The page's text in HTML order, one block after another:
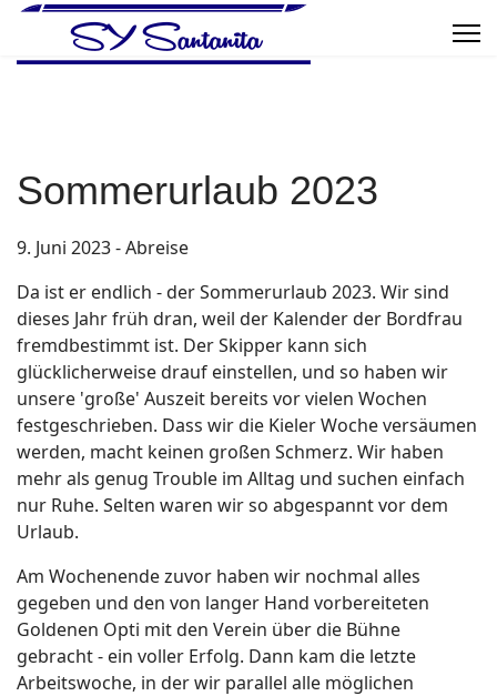
Sommerurlaub 2023
9. Juni 2023 - Abreise
Da ist er endlich - der Sommerurlaub 2023. Wir sind
dieses Jahr früh dran, weil der Kalender der Bordfrau
fremdbestimmt ist. Der Skipper kann sich
glücklicherweise drauf einstellen, und so haben wir
unsere 'große' Auszeit bereits vor vielen Wochen
festgeschrieben. Dass wir die Kieler Woche versäumen
werden, macht keinen großen Schmerz. Wir haben
mehr als genug Trouble im Alltag und suchen einfach
nur Ruhe. Selten waren wir so abgespannt vor dem
Urlaub.
Am Wochenende zuvor haben wir nochmal alles
gegeben und den von langer Hand vorbereiteten
Goldenen Opti mit den Verein über die Bühne
gebracht - ein voller Erfolg. Dann kam die letzte
Arbeitswoche, in der wir parallel alle möglichen